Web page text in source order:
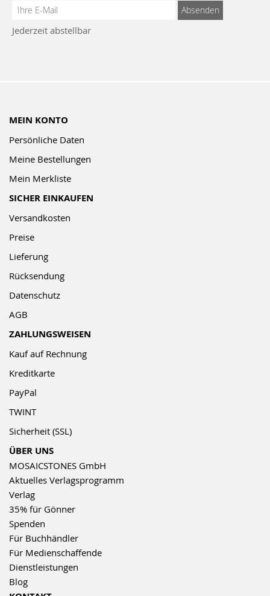
Anmeldung
Newsletter:
Absenden
Jederzeit abstellbar
MEIN KONTO
Persönliche Daten
Meine Bestellungen
Mein Merkliste
SICHER EINKAUFEN
Versandkosten
Preise
Lieferung
Rücksendung
Datenschutz
AGB
ZAHLUNGSWEISEN
Kauf auf Rechnung
Kreditkarte
PayPal
TWINT
Sicherheit (SSL)
ÜBER UNS
MOSAICSTONES GmbH
Aktuelles Verlagsprogramm
Verlag
35% für Gönner
Spenden
Für Buchhändler
Für Medienschaffende
Dienstleistungen
Blog